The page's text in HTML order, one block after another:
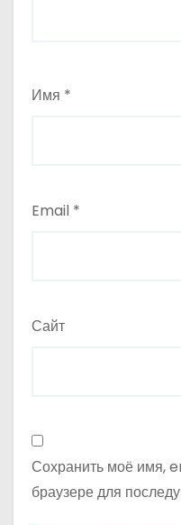
Имя *
Email *
Сайт
Сохранить моё имя,
браузере для